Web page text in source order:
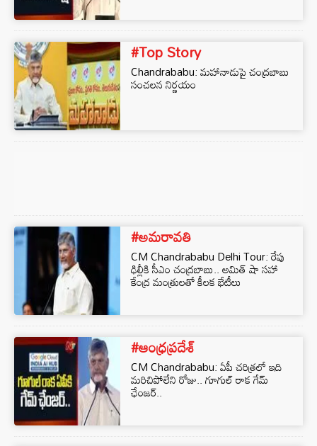
#Top Story
Chandrababu: మహానాడుపై చంద్రబాబు
సంచలన నిర్ణయం
#అమరావతి
CM Chandrababu Delhi Tour: రేపు
ఢిల్లీకి సీఎం చంద్రబాబు.. అమిత్‌ షా సహా
కేంద్ర మంత్రులతో కీలక భేటీలు
#ఆంధ్రప్రదేశ్
CM Chandrababu: ఏపీ చరిత్రలో ఇది
మరిచిపోలేని రోజు.. గూగుల్ రాక గేమ్‌
ఛేంజర్‌..